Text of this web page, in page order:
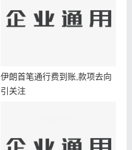
伊朗首笔通行费到账,款项去向
引关注